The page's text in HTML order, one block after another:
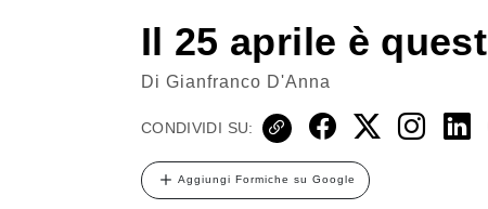
Il 25 aprile è
Di Gianfranco D'Anna
CONDIVIDI SU:
Aggiungi Formiche su Google